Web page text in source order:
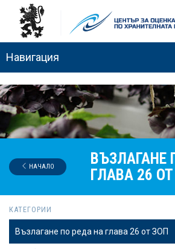
Навигация
ВЪЗЛАГАНЕ
ГЛАВА 26
НАЧАЛО
КАТЕГОРИИ
Възлагане по реда на глава 26 от ЗОП